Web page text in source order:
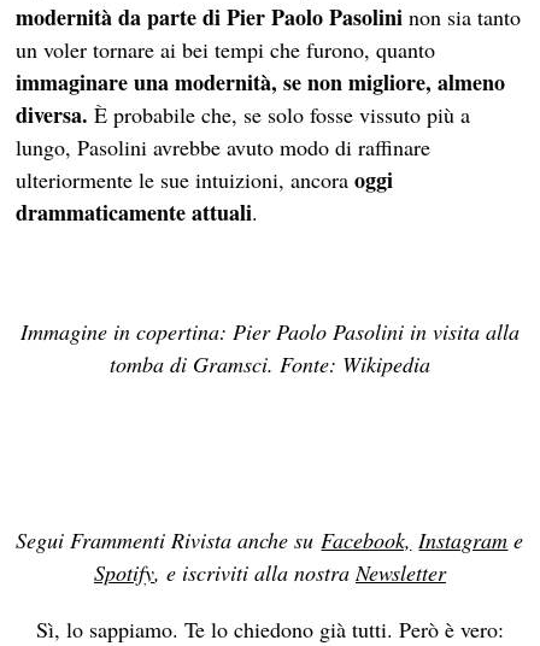
modernità da parte di Pier Paolo Pasolini non sia tanto
un voler tornare ai bei tempi che furono, quanto
immaginare una modernità, se non migliore, almeno
diversa.È probabile che, se solo fosse vissuto più a
lungo, Pasolini avrebbe avuto modo di raffinare
ulteriormente le sue intuizioni, ancoraoggi
drammaticamente attuali.
Immagine in copertina: Pier Paolo Pasolini in visita alla
tomba di Gramsci. Fonte: Wikipedia
Segui Frammenti Rivista anche suFacebook, Instagram e
Spotify, e iscriviti alla nostraNewsletter
Sì, lo sappiamo. Te lo chiedono già tutti. Però è vero: